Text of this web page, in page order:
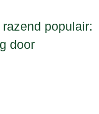
populair:
door